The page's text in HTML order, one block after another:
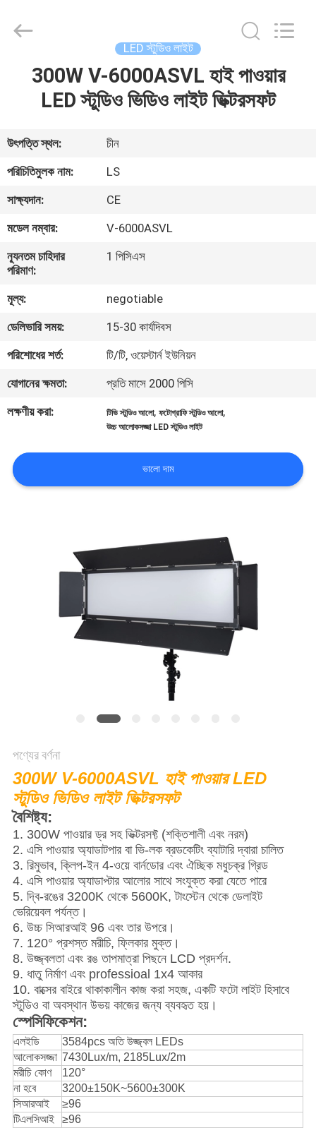
ভিডিও
আমাদের
সম্পর্কে
ভ্রমণ
মান
নিয়ন্ত্রণ
আমাদের
সাথে
যোগাযোগ
POLICY
Television
Equipment
LED স্টুডিও লাইট
300W V-6000ASVL হাই পাওয়ার
LED স্টুডিও ভিডিও লাইট ভিক্টরসফট
উৎপত্তি স্থল:
চীন
পরিচিতিমুলক নাম:
LS
সাক্ষ্যদান:
CE
মডেল নম্বার:
V-6000ASVL
ন্যূনতম চাহিদার
পরিমাণ:
1 পিসিএস
মূল্য:
negotiable
ডেলিভারি সময়:
15-30 কার্যদিবস
পরিশোধের শর্ত:
টি/টি, ওয়েস্টার্ন ইউনিয়ন
যোগানের ক্ষমতা:
প্রতি মাসে 2000 পিসি
লক্ষণীয় করা:
টিভি স্টুডিও আলো,ফটোগ্রাফি স্টুডিও আলো,
উচ্চ আলোকসজ্জা LED স্টুডিও লাইট
ভালো দাম
পণ্যের বর্ণনা
300W V-6000ASVL হাই পাওয়ার LED
স্টুডিও ভিডিও লাইট ভিক্টরসফট
বৈশিষ্ট্য:
1. 300W পাওয়ার ড্র সহ ভিক্টরসফ্ট (শক্তিশালী এবং নরম)
2. এসি পাওয়ার অ্যাডাটপার বা ভি-লক ব্রডকেটিং ব্যাটারি দ্বারা চালিত
3. রিমুভাব, ক্লিপ-ইন 4-ওয়ে বার্নডোর এবং ঐচ্ছিক মধুচক্র গ্রিড
4. এসি পাওয়ার অ্যাডাপ্টার আলোর সাথে সংযুক্ত করা যেতে পারে
5. দ্বি-রঙের 3200K থেকে 5600K, টাংস্টেন থেকে ডেলাইট
ভেরিয়েবল পর্যন্ত।
6. উচ্চ সিআরআই 96 এবং তার উপরে।
7. 120° প্রশস্ত মরীচি, ফ্লিকার মুক্ত।
8. উজ্জ্বলতা এবং রঙ তাপমাত্রা পিছনে LCD প্রদর্শন.
9. ধাতু নির্মাণ এবং professioal 1x4 আকার
10. বাক্সের বাইরে থাকাকালীন কাজ করা সহজ, একটি ফটো লাইট হিসাবে
স্টুডিও বা অবস্থান উভয় কাজের জন্য ব্যবহৃত হয়।
স্পেসিফিকেশন:
এলইডি
3584pcs অতি উজ্জ্বল LEDs
আলোকসজ্জা 7430Lux/m, 2185Lux/2m
মরীচি কোণ
120°
না হবে
3200±150K~5600±300K
সিআরআই
≥96
টিএলসিআই
≥96